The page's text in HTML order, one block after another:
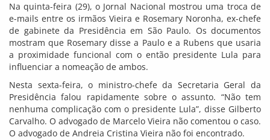
Na quinta-feira (29), o Jornal Nacional mostrou uma troca de
e-mails entre os irmãos Vieira e Rosemary Noronha, ex-chefe
de gabinete da Presidência em São Paulo. Os documentos
mostram que Rosemary disse a Paulo e a Rubens que usaria
a proximidade funcional com o então presidente Lula para
influenciar a nomeação de ambos.
Nesta sexta-feira, o ministro-chefe da Secretaria Geral da
Presidência falou rapidamente sobre o assunto. “Não tem
nenhuma complicação com o presidente Lula”, disse Gilberto
Carvalho. O advogado de Marcelo Vieira não comentou o caso.
O advogado de Andreia Cristina Vieira não foi encontrado.